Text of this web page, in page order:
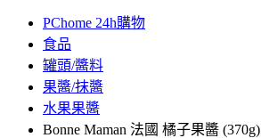
PChome 24h購物
食品
罐頭/醬料
果醬/抹醬
水果果醬
Bonne Maman 法國 橘子果醬 (370g)